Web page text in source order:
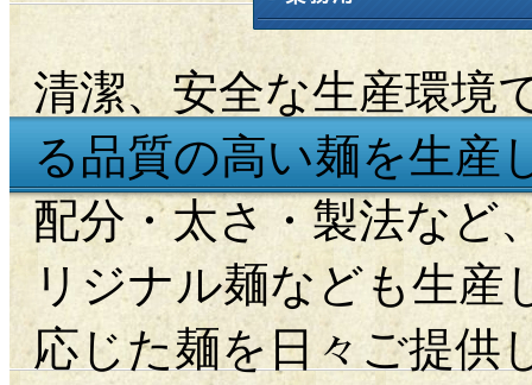
清潔、安全な生産環境
る品質の高い麺を生産
配分・太さ・製法など
リジナル麺なども生産
応じた麺を日々ご提供